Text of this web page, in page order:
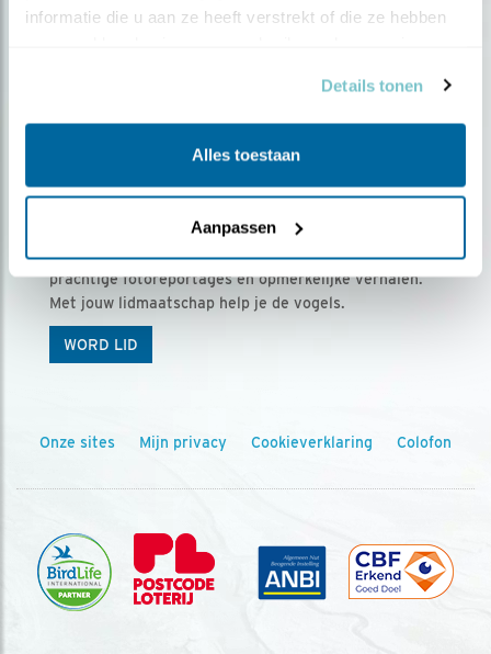
informatie die u aan ze heeft verstrekt of die ze hebben
Details tonen
Alles toestaan
Aanpassen
Ontvang 5 x Vogels voor € 36,00 per jaar
Vogels is het tijdschrift voor onze leden, met
prachtige fotoreportages en opmerkelijke verhalen.
Met jouw lidmaatschap help je de vogels.
WORD LID
Onze sites Mijn privacy Cookieverklaring Colofon